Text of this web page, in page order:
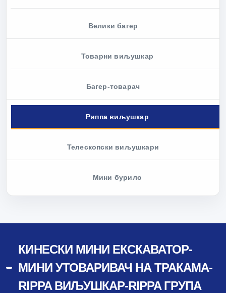
Велики багер
Товарни виљушкар
Багер-товарач
Риппа виљушкар
Телескопски виљушкари
Мини бурило
КИНЕСКИ МИНИ ЕКСКАВАТОР-
МИНИ УТОВАРИВАЧ НА ТРАКАМА-
RIPPA ВИЉУШКАР-RIPPA ГРУПА